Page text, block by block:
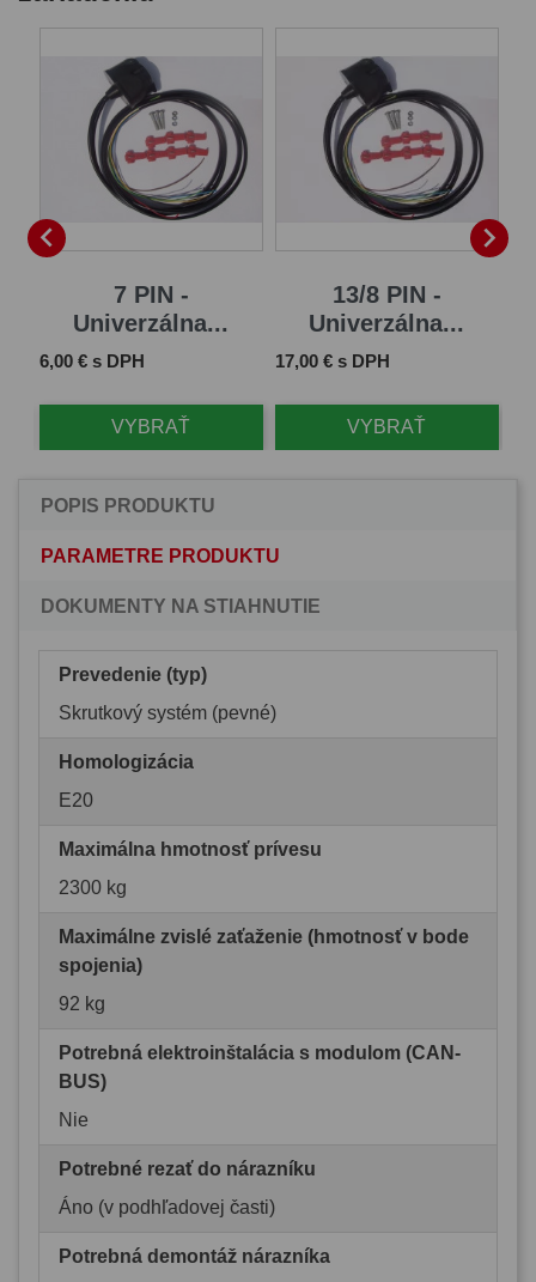

7 PIN -
Univerzálna...
Cena
6,00 € s DPH
VYBRAŤ
13/8 PIN -
Univerzálna...
Cena
17,00 € s DPH
VYBRAŤ

POPIS PRODUKTU
PARAMETRE PRODUKTU
DOKUMENTY NA STIAHNUTIE
Prevedenie (typ)
Skrutkový systém (pevné)
Homologizácia
E20
Maximálna hmotnosť prívesu
2300 kg
Maximálne zvislé zaťaženie (hmotnosť v bode
spojenia)
92 kg
Potrebná elektroinštalácia s modulom (CAN-
BUS)
Nie
Potrebné rezať do nárazníku
Áno (v podhľadovej časti)
Potrebná demontáž nárazníka